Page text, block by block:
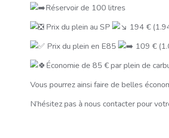
Réservoir de 100 litres
Prix du plein au SP
194 €
Prix du plein en E85
109 €
Économie de 85 € par plein de
Vous pourrez ainsi faire de belles
N’hésitez pas à nous contacter pour